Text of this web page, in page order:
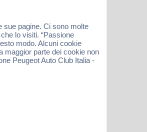
sue pagine. Ci sono molte
lo visiti. “Passione
modo. Alcuni cookie
maggior parte dei cookie non
Peugeot Auto Club Italia -